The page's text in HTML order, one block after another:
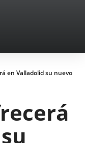
en Valladolid su nuevo